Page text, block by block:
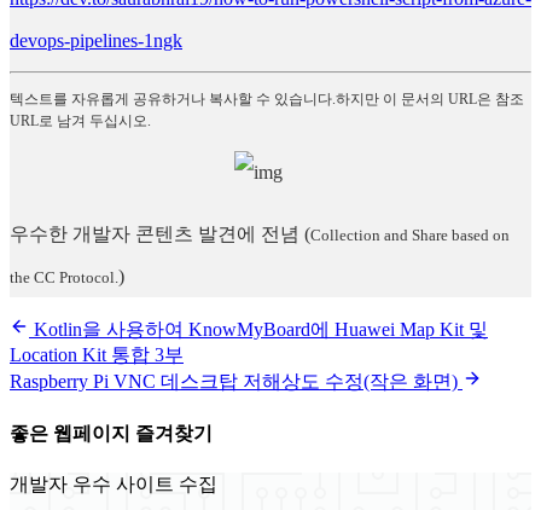
devops-pipelines-1ngk
텍스트를 자유롭게 공유하거나 복사할 수 있습니다.하지만 이 문서의 URL은 참조
URL로 남겨 두십시오.
우수한 개발자 콘텐츠 발견에 전념 (Collection and Share based on
the CC Protocol.)
Kotlin을 사용하여 KnowMyBoard에 Huawei Map Kit 및
Location Kit 통합 3부
Raspberry Pi VNC 데스크탑 저해상도 수정(작은 화면)
좋은 웹페이지 즐겨찾기
개발자 우수 사이트 수집